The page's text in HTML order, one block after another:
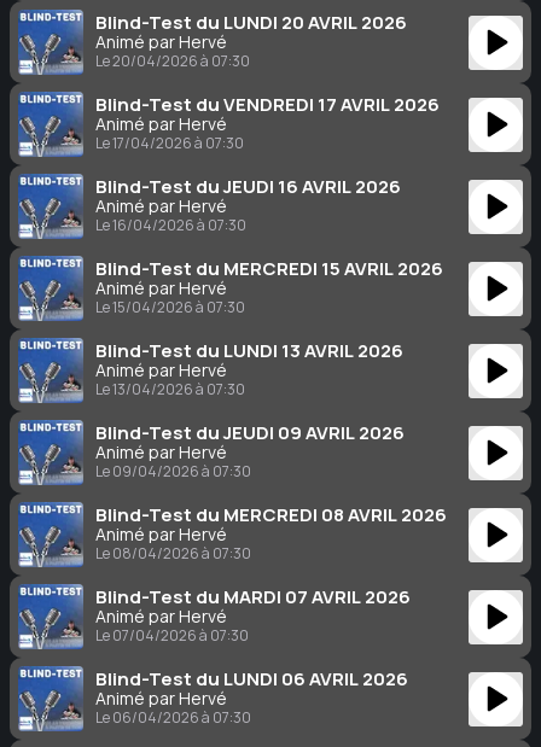
Blind-Test du LUNDI 20 AVRIL 2026
Animé par Hervé
Le 20/04/2026 à 07:30
Blind-Test du VENDREDI 17 AVRIL 2026
Animé par Hervé
Le 17/04/2026 à 07:30
Blind-Test du JEUDI 16 AVRIL 2026
Animé par Hervé
Le 16/04/2026 à 07:30
Blind-Test du MERCREDI 15 AVRIL 2026
Animé par Hervé
Le 15/04/2026 à 07:30
Blind-Test du LUNDI 13 AVRIL 2026
Animé par Hervé
Le 13/04/2026 à 07:30
Blind-Test du JEUDI 09 AVRIL 2026
Animé par Hervé
Le 09/04/2026 à 07:30
Blind-Test du MERCREDI 08 AVRIL 2026
Animé par Hervé
Le 08/04/2026 à 07:30
Blind-Test du MARDI 07 AVRIL 2026
Animé par Hervé
Le 07/04/2026 à 07:30
Blind-Test du LUNDI 06 AVRIL 2026
Animé par Hervé
Le 06/04/2026 à 07:30